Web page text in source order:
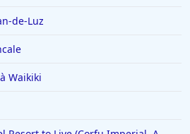
de-Luz
Waikiki